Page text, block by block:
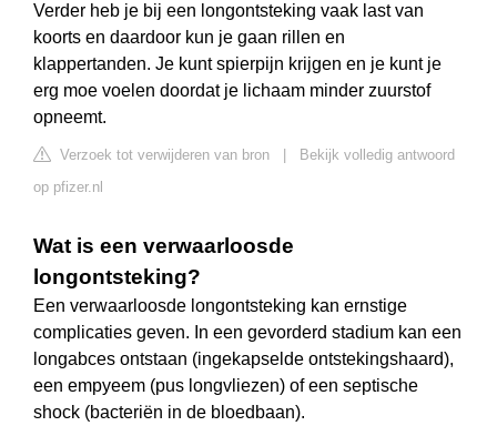
Verder heb je bij een longontsteking vaak last van
koorts en daardoor kun je gaan rillen en
klappertanden. Je kunt spierpijn krijgen en je kunt je
erg moe voelen doordat je lichaam minder zuurstof
opneemt.
Verzoek tot verwijderen van bron
Bekijk volledig antwoord
op pfizer.nl
Wat is een verwaarloosde
longontsteking?
Een verwaarloosde longontsteking kan ernstige
complicaties geven. In een gevorderd stadium kan een
longabces ontstaan (ingekapselde ontstekingshaard),
een empyeem (pus longvliezen) of een septische
shock (bacteriën in de bloedbaan).